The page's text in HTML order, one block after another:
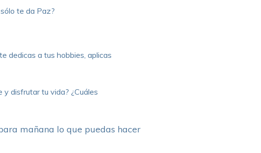
te da Paz?
dedicas a tus hobbies, aplicas
disfrutar tu vida? ¿Cuáles
mañana lo que puedas hacer